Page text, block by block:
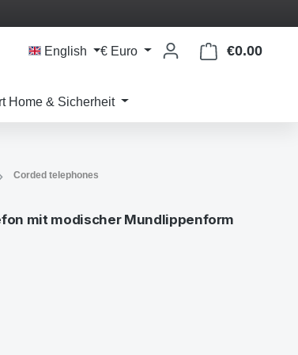
English € Euro €0.00
Home & Sicherheit
Corded telephones
mit modischer Mundlippenform